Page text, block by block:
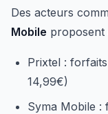
Des acteurs
Mobile proposent
Prixtel :
14,99€)
Syma Mobile :